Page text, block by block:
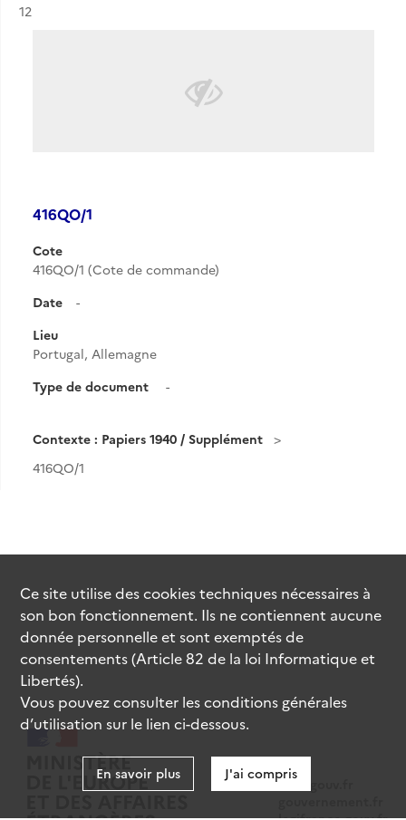
Résultat n°
12
416QO/1
Cote
416QO/1 (Cote de commande)
Date
-
Lieu
Portugal, Allemagne
Type de document
-
Contexte : Papiers 1940 / Supplément
416QO/1
data.gouv.fr
Ce site utilise descookiestechniques nécessaires à
son bon fonctionnement. Ils ne contiennent aucune
donnée personnelle et sont exemptés de
consentements (Article 82 de la loi Informatique et
Libertés).
Vous pouvez consulter les conditions générales
d’utilisation sur le lien ci-dessous.
En savoir plus J'ai compris